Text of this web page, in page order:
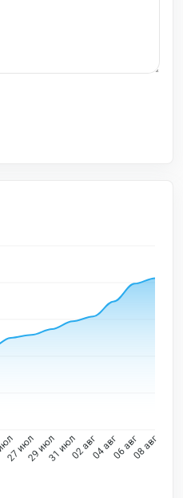
27 июл29 июл31 июл02 авг04 авг06 авг08 авг